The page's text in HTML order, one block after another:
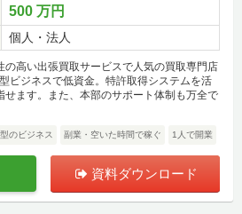
500 万円
個人・法人
の高い出張買取サービスで人気の買取専門店
ビジネスで低資金。特許取得システムを活
せます。また、本部のサポート体制も万全で
のビジネス 副業・空いた時間で稼ぐ 1人で開業
資料ダウンロード